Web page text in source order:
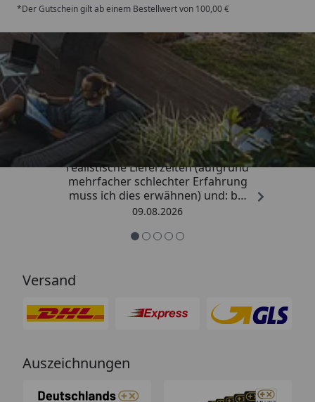
*Der Gutschein gilt ab einem Bestellwert von 100,00 €
Trusted Shops
4,81/ 5
„Sehr gute Qualitäts-Markenware,
realistische Lieferzeiten (aufgrund
mehrfacher schlechter Erfahrung
muss ich dies erwähnen) und: bei
Kritik kommt die Antwort
Menschen mit Verstand und nicht
(auch dass ist leider immer öfter
09.08.2026
Versand
Auszeichnungen